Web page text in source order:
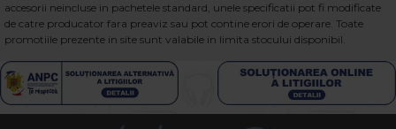
accesorii neincluse in pachetele standard, unele specificatii pot fi modificate
de catre producator fara preaviz sau pot contine erori de operare. Toate
promotiile prezente in site sunt valabile in limita stocului disponibil.